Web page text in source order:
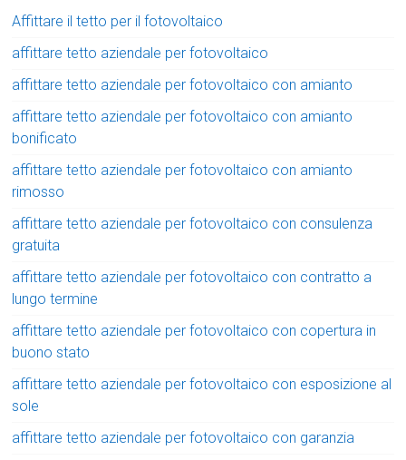
Affittare il tetto per il fotovoltaico
affittare tetto aziendale per fotovoltaico
affittare tetto aziendale per fotovoltaico con amianto
affittare tetto aziendale per fotovoltaico con amianto
bonificato
affittare tetto aziendale per fotovoltaico con amianto
rimosso
affittare tetto aziendale per fotovoltaico con consulenza
gratuita
affittare tetto aziendale per fotovoltaico con contratto a
lungo termine
affittare tetto aziendale per fotovoltaico con copertura in
buono stato
affittare tetto aziendale per fotovoltaico con esposizione al
sole
affittare tetto aziendale per fotovoltaico con garanzia